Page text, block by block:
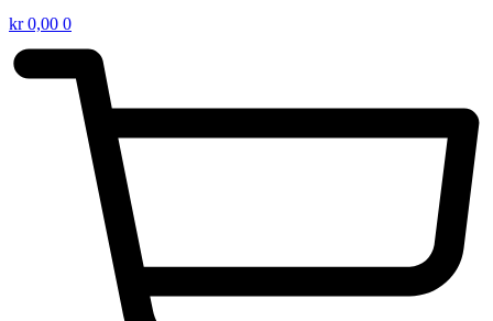
kr0,00 0